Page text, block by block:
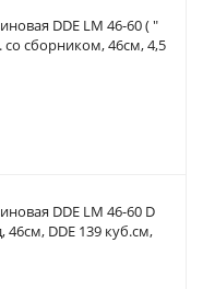
DDE LM 46-60 ( "
со сборником, 46см, 4,5
DDE LM 46-60 D
46cм, DDE 139 куб.см,